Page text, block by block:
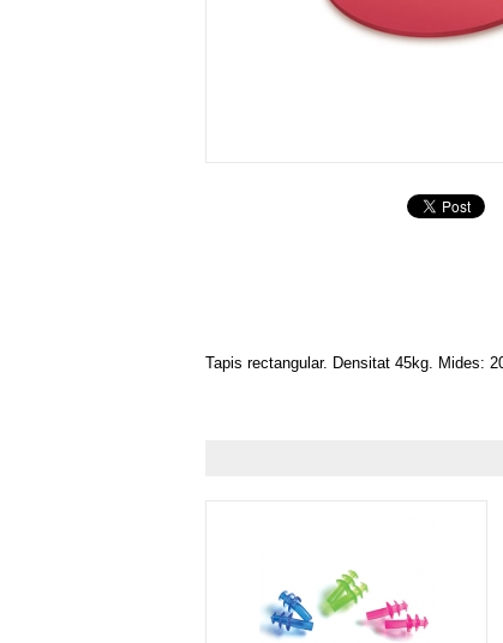
Tapis rectangular. Densitat 45kg. Mides: